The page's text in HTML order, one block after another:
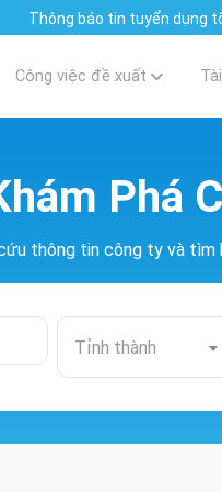
Thông báo tin tuyển dụng
Công việc đề xuất
Phá
thông tin công ty và tìm
Tỉnh thành